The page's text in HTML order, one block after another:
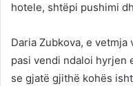
hotele, shtëpi pushimi
Daria Zubkova, e
pasi vendi ndaloi hyrjen
se gjatë gjithë kohës